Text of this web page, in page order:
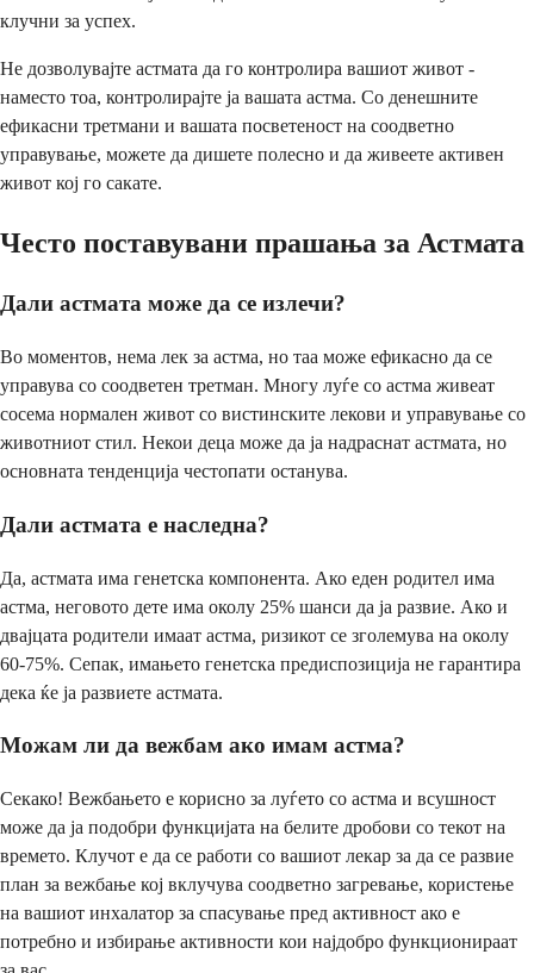
клучни за успех.
Не дозволувајте астмата да го контролира вашиот живот -
наместо тоа, контролирајте ја вашата астма. Со денешните
ефикасни третмани и вашата посветеност на соодветно
управување, можете да дишете полесно и да живеете активен
живот кој го сакате.
Често поставувани прашања за Астмата
Дали астмата може да се излечи?
Во моментов, нема лек за астма, но таа може ефикасно да се
управува со соодветен третман. Многу луѓе со астма живеат
сосема нормален живот со вистинските лекови и управување со
животниот стил. Некои деца може да ја надраснат астмата, но
основната тенденција честопати останува.
Дали астмата е наследна?
Да, астмата има генетска компонента. Ако еден родител има
астма, неговото дете има околу 25% шанси да ја развие. Ако и
двајцата родители имаат астма, ризикот се зголемува на околу
60-75%. Сепак, имањето генетска предиспозиција не гарантира
дека ќе ја развиете астмата.
Можам ли да вежбам ако имам астма?
Секако! Вежбањето е корисно за луѓето со астма и всушност
може да ја подобри функцијата на белите дробови со текот на
времето. Клучот е да се работи со вашиот лекар за да се развие
план за вежбање кој вклучува соодветно загревање, користење
на вашиот инхалатор за спасување пред активност ако е
потребно и избирање активности кои најдобро функционираат